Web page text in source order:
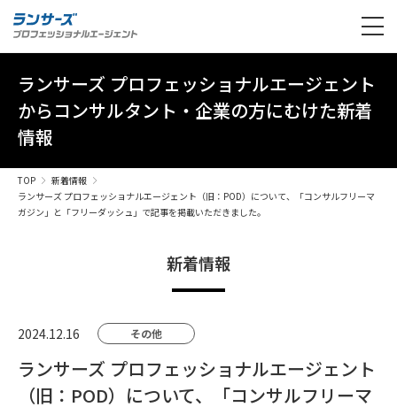
ランサーズ プロフェッショナルエージェント
からコンサルタント・企業の方にむけた新着
情報
TOP
新着情報
ランサーズ プロフェッショナルエージェント（旧：POD）について、「コンサルフリーマ
ガジン」と「フリーダッシュ」で記事を掲載いただきました。
新着情報
2024.12.16 その他
ランサーズ プロフェッショナルエージェント
（旧：POD）について、「コンサルフリーマ